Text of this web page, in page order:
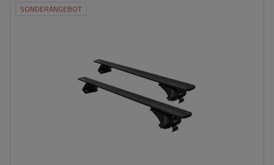
SONDERANGEBOT